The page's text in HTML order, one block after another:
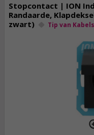
Stopcontact | ION
Randaarde,
zwart)
Tip van